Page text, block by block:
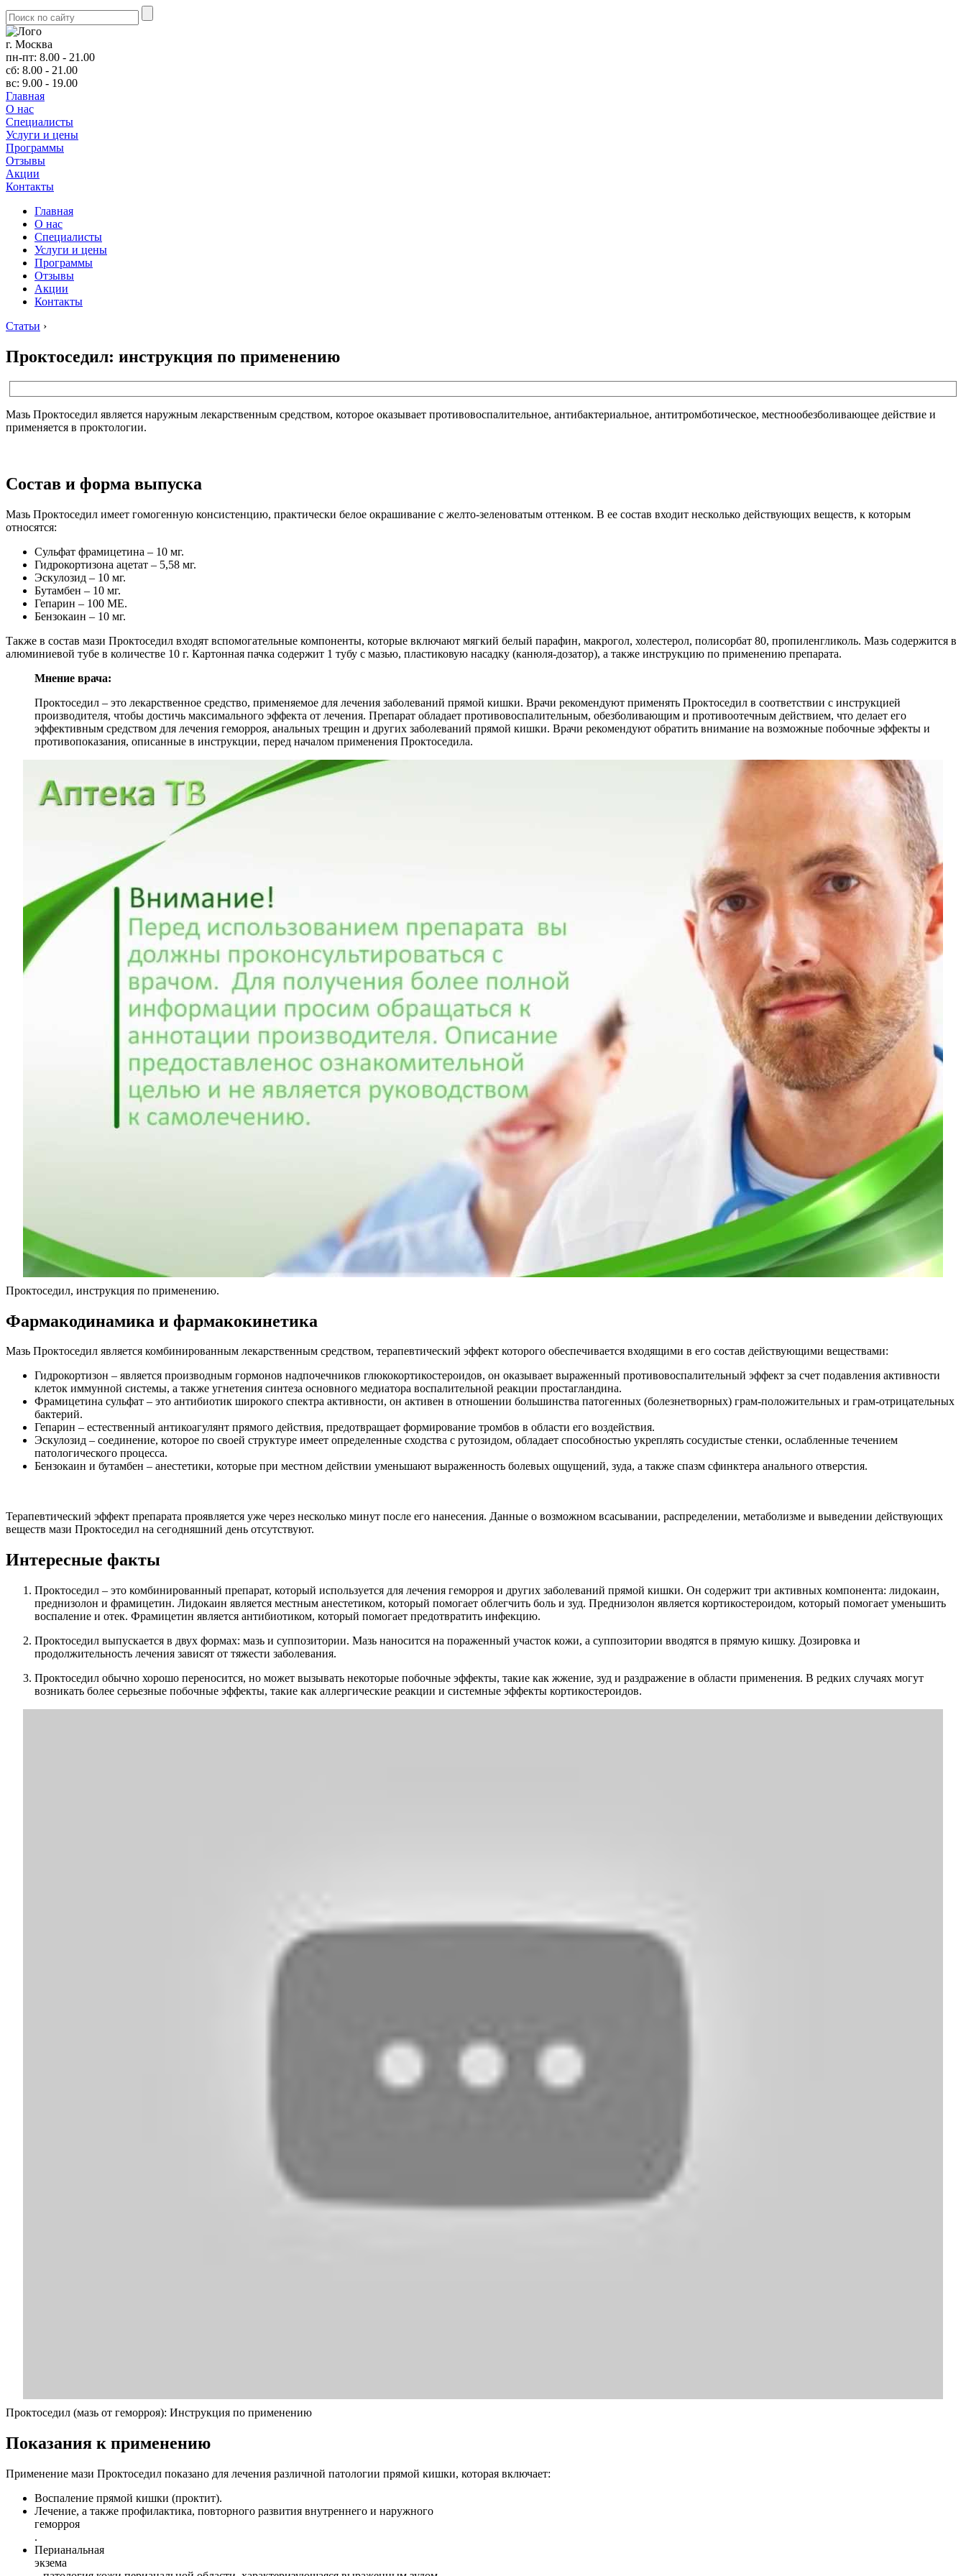
г. Москва
пн-пт: 8.00 - 21.00
сб: 8.00 - 21.00
вс: 9.00 - 19.00
Главная
О нас
Cпециалисты
Услуги и цены
Программы
Отзывы
Акции
Контакты
Главная
О нас
Cпециалисты
Услуги и цены
Программы
Отзывы
Акции
Контакты
Статьи ›
Проктоседил: инструкция по применению
Мазь Проктоседил является наружным лекарственным средством, которое оказывает противовоспалительное, антибактериальное, антитромботическое, местнообезболивающее действие и
применяется в проктологии.
Состав и форма выпуска
Мазь Проктоседил имеет гомогенную консистенцию, практически белое окрашивание с желто-зеленоватым оттенком. В ее состав входит несколько действующих веществ, к которым
относятся:
Сульфат фрамицетина – 10 мг.
Гидрокортизона ацетат – 5,58 мг.
Эскулозид – 10 мг.
Бутамбен – 10 мг.
Гепарин – 100 МЕ.
Бензокаин – 10 мг.
Также в состав мази Проктоседил входят вспомогательные компоненты, которые включают мягкий белый парафин, макрогол, холестерол, полисорбат 80, пропиленгликоль. Мазь содержится в
алюминиевой тубе в количестве 10 г. Картонная пачка содержит 1 тубу с мазью, пластиковую насадку (канюля-дозатор), а также инструкцию по применению препарата.
Мнение врача:
Проктоседил – это лекарственное средство, применяемое для лечения заболеваний прямой кишки. Врачи рекомендуют применять Проктоседил в соответствии с инструкцией
производителя, чтобы достичь максимального эффекта от лечения. Препарат обладает противовоспалительным, обезболивающим и противоотечным действием, что делает его
эффективным средством для лечения геморроя, анальных трещин и других заболеваний прямой кишки. Врачи рекомендуют обратить внимание на возможные побочные эффекты и
противопоказания, описанные в инструкции, перед началом применения Проктоседила.
Проктоседил, инструкция по применению.
Фармакодинамика и фармакокинетика
Мазь Проктоседил является комбинированным лекарственным средством, терапевтический эффект которого обеспечивается входящими в его состав действующими веществами:
Гидрокортизон – является производным гормонов надпочечников глюкокортикостероидов, он оказывает выраженный противовоспалительный эффект за счет подавления активности
клеток иммунной системы, а также угнетения синтеза основного медиатора воспалительной реакции простагландина.
Фрамицетина сульфат – это антибиотик широкого спектра активности, он активен в отношении большинства патогенных (болезнетворных) грам-положительных и грам-отрицательных
бактерий.
Гепарин – естественный антикоагулянт прямого действия, предотвращает формирование тромбов в области его воздействия.
Эскулозид – соединение, которое по своей структуре имеет определенные сходства с рутозидом, обладает способностью укреплять сосудистые стенки, ослабленные течением
патологического процесса.
Бензокаин и бутамбен – анестетики, которые при местном действии уменьшают выраженность болевых ощущений, зуда, а также спазм сфинктера анального отверстия.
Терапевтический эффект препарата проявляется уже через несколько минут после его нанесения. Данные о возможном всасывании, распределении, метаболизме и выведении действующих
веществ мази Проктоседил на сегодняшний день отсутствуют.
Интересные факты
Проктоседил – это комбинированный препарат, который используется для лечения геморроя и других заболеваний прямой кишки. Он содержит три активных компонента: лидокаин,
преднизолон и фрамицетин. Лидокаин является местным анестетиком, который помогает облегчить боль и зуд. Преднизолон является кортикостероидом, который помогает уменьшить
воспаление и отек. Фрамицетин является антибиотиком, который помогает предотвратить инфекцию.
Проктоседил выпускается в двух формах: мазь и суппозитории. Мазь наносится на пораженный участок кожи, а суппозитории вводятся в прямую кишку. Дозировка и
продолжительность лечения зависят от тяжести заболевания.
Проктоседил обычно хорошо переносится, но может вызывать некоторые побочные эффекты, такие как жжение, зуд и раздражение в области применения. В редких случаях могут
возникать более серьезные побочные эффекты, такие как аллергические реакции и системные эффекты кортикостероидов.
Проктоседил (мазь от геморроя): Инструкция по применению
Показания к применению
Применение мази Проктоседил показано для лечения различной патологии прямой кишки, которая включает:
Воспаление прямой кишки (проктит).
Лечение, а также профилактика, повторного развития внутреннего и наружного
геморроя
.
Перианальная
экзема